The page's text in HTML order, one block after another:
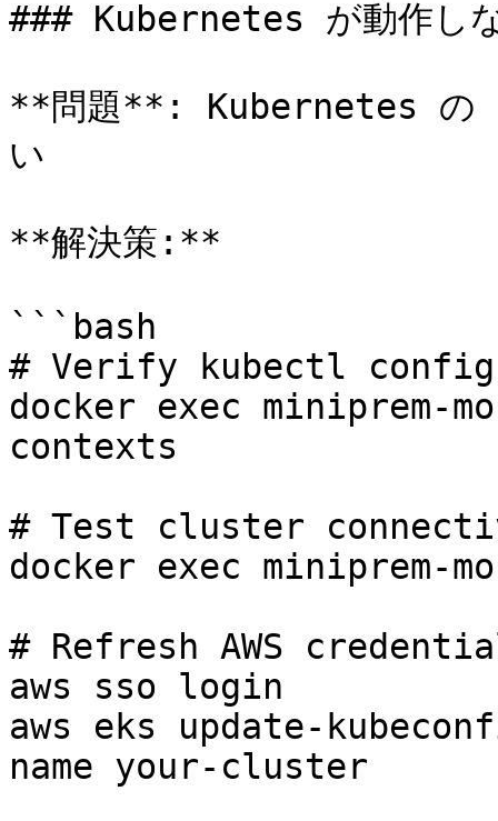
### Kubernetes が動作し
**問題**: Kubernetes の
い
**解決策:**
```bash
# Verify kubectl config
docker exec
contexts
# Test cluster
docker exec
# Refresh AWS
aws sso login
aws eks update-
name your-cluster